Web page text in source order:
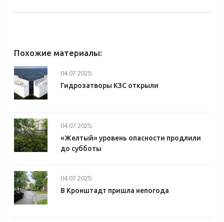
Похожие материалы:
04.07.2025.
Гидрозатворы КЗС открыли
04.07.2025.
«Желтый» уровень опасности продлили
до субботы
04.07.2025.
В Кронштадт пришла непогода